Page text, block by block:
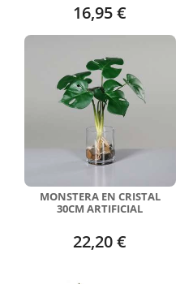
16,95 €
MONSTERA EN CRISTAL
30CM ARTIFICIAL
22,20 €